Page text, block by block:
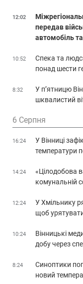
12:02
передав
автомобіль
10:52
Спека та
понад шести
8:32
У п’ятницю
шквалистий
6 Серпня
16:24
У Вінниці
температури
14:24
«Цілодобова
комунальній
12:24
У Хмільнику
щоб
10:24
Вінницькі
добу через
8:24
Синоптики
новий